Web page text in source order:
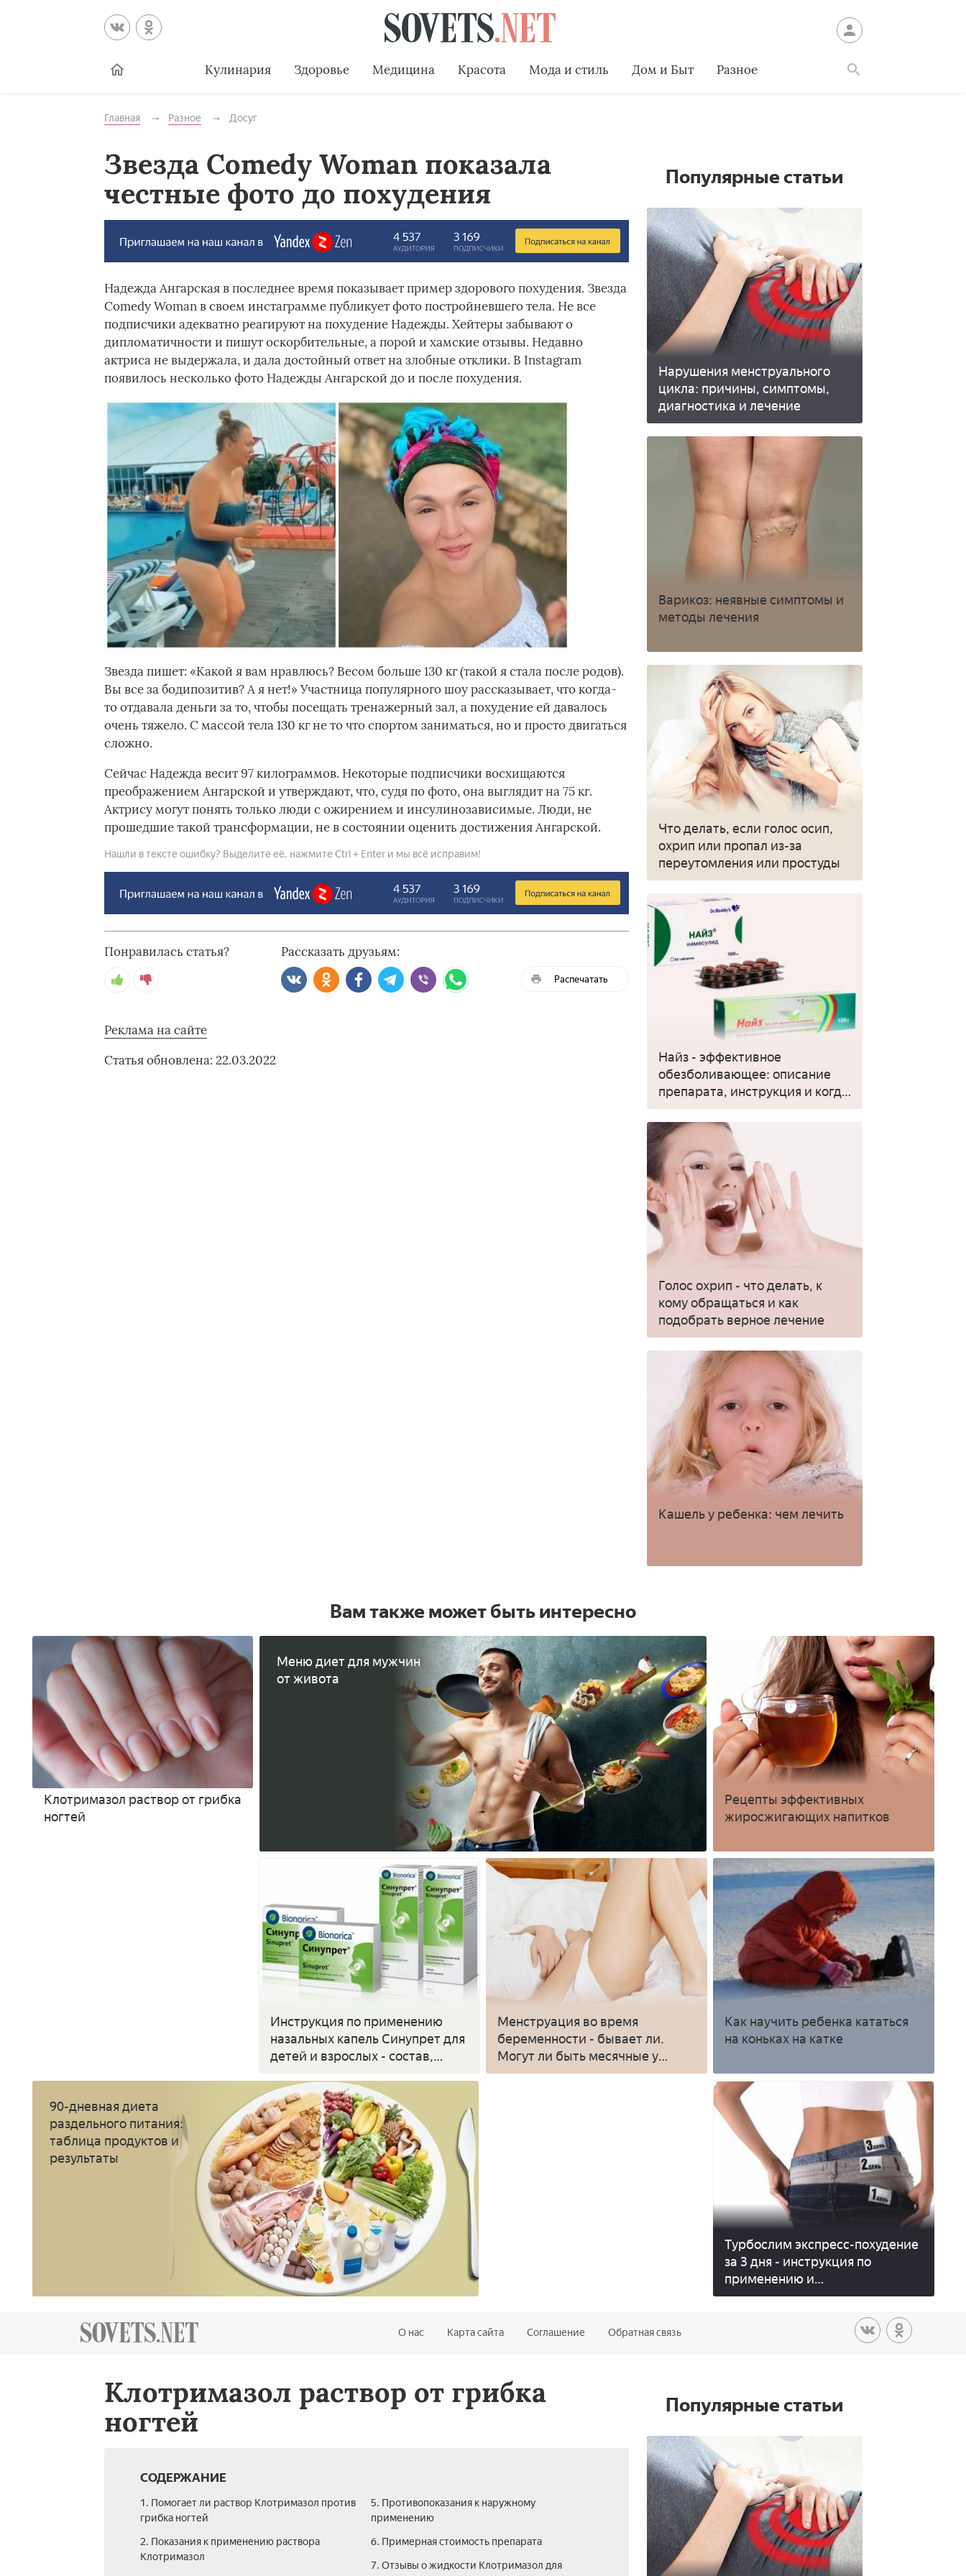
Кулинария Здоровье Медицина Красота Мода и стиль Дом и Быт Разное
Главная Разное Досуг
Звезда Comedy Woman показала
честные фото до похудения
Надежда Ангарская в последнее время показывает пример здорового похудения. Звезда
Comedy Woman в своем инстаграмме публикует фото постройневшего тела. Не все
подписчики адекватно реагируют на похудение Надежды. Хейтеры забывают о
дипломатичности и пишут оскорбительные, а порой и хамские отзывы. Недавно
актриса не выдержала, и дала достойный ответ на злобные отклики. В Instagram
появилось несколько фото Надежды Ангарской до и после похудения.
Звезда пишет: «Какой я вам нравлюсь? Весом больше 130 кг (такой я стала после родов).
Вы все за бодипозитив? А я нет!» Участница популярного шоу рассказывает, что когда-
то отдавала деньги за то, чтобы посещать тренажерный зал, а похудение ей давалось
очень тяжело. С массой тела 130 кг не то что спортом заниматься, но и просто двигаться
сложно.
Сейчас Надежда весит 97 килограммов. Некоторые подписчики восхищаются
преображением Ангарской и утверждают, что, судя по фото, она выглядит на 75 кг.
Актрису могут понять только люди с ожирением и инсулинозависимые. Люди, не
прошедшие такой трансформации, не в состоянии оценить достижения Ангарской.
Нашли в тексте ошибку? Выделите её, нажмите Ctrl + Enter и мы всё исправим!
Понравилась статья? Рассказать друзьям:
Распечатать
Реклама на сайте
Статья обновлена: 22.03.2022
Популярные статьи
Нарушения менструального
цикла: причины, симптомы,
диагностика и лечение
Варикоз: неявные симптомы и
методы лечения
Что делать, если голос осип,
охрип или пропал из-за
переутомления или простуды
Найз - эффективное
обезболивающее: описание
препарата, инструкция и когда
применять
Голос охрип - что делать, к
кому обращаться и как
подобрать верное лечение
Кашель у ребенка: чем лечить
Вам также может быть интересно
Клотримазол раствор от грибка
ногтей
Меню диет для мужчин
от живота
Рецепты эффективных
жиросжигающих напитков
Инструкция по применению
назальных капель Синупрет для
детей и взрослых - состав,
Менструация во время
беременности - бывает ли.
Могут ли быть месячные у
беременных
Как научить ребенка кататься
на коньках на катке
90-дневная диета
раздельного питания:
таблица продуктов и
результаты
Турбослим экспресс-похудение
за 3 дня - инструкция по
применению и
противопоказания, цена и
О нас Карта сайта Соглашение Обратная связь
Клотримазол раствор от грибка
ногтей
СОДЕРЖАНИЕ
1. Помогает ли раствор Клотримазол против
грибка ногтей
2. Показания к применению раствора
Клотримазол
5. Противопоказания к наружному
применению
6. Примерная стоимость препарата
7. Отзывы о жидкости Клотримазол для
Популярные статьи